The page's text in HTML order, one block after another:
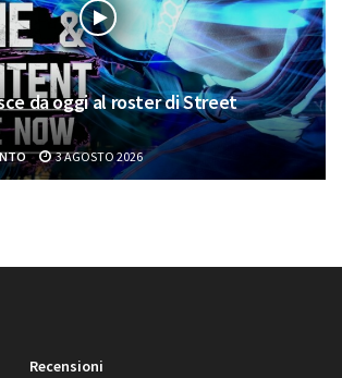
da oggi al roster di Street
3 AGOSTO 2026
Recensioni